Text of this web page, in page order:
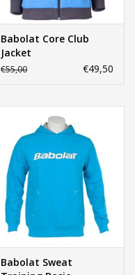
Babolat Core Club
Jacket
€55,00 €49,50
Babolat Sweat